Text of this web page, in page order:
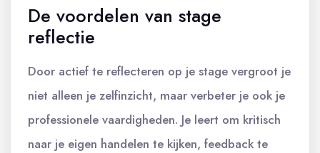
De voordelen van stage
reflectie
Door actief te reflecteren op je stage vergroot je
niet alleen je zelfinzicht, maar verbeter je ook je
professionele vaardigheden. Je leert om kritisch
naar je eigen handelen te kijken, feedback te